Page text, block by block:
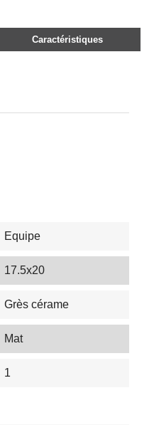
Caractéristiques
Equipe
17.5x20
Grès cérame
Mat
1